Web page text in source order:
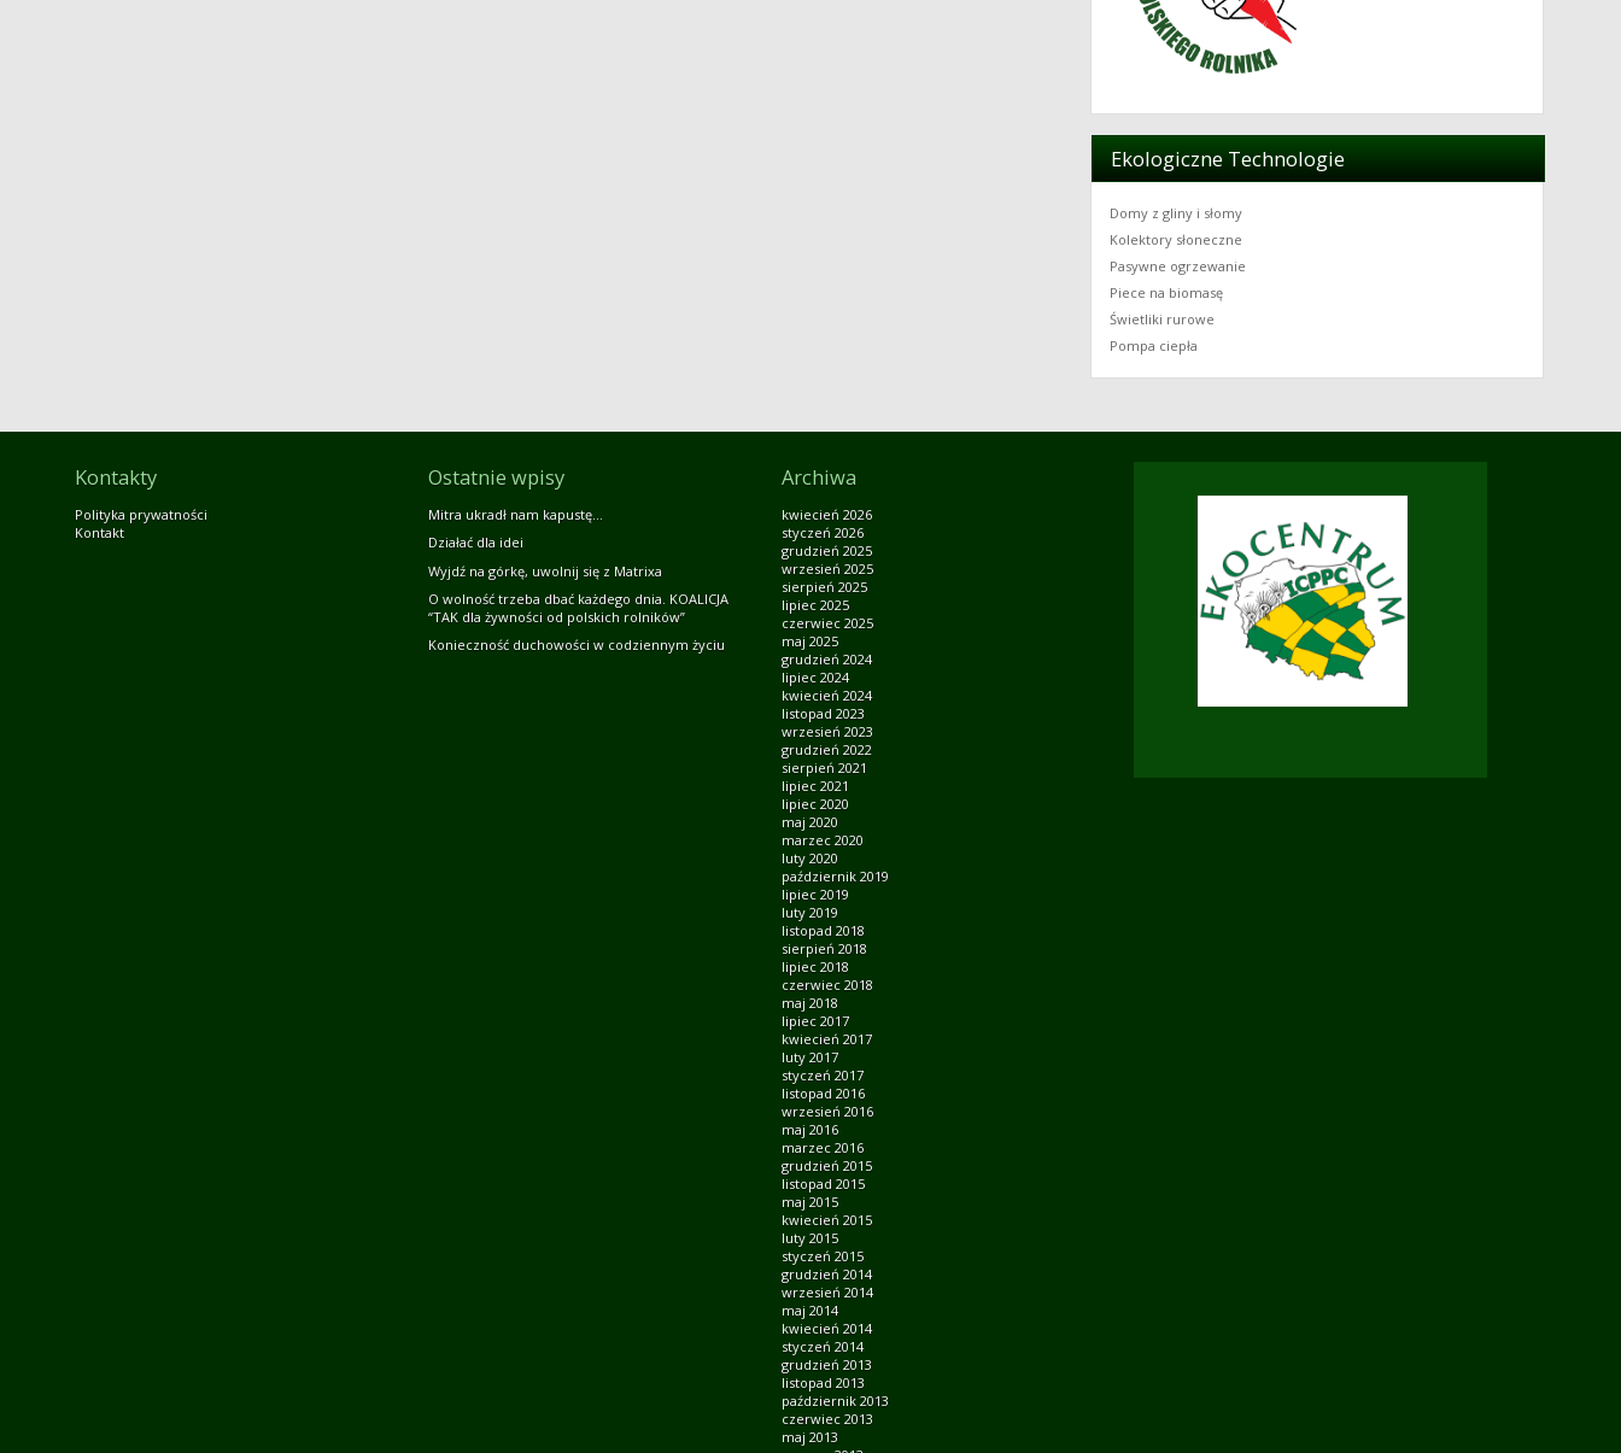
Ekologiczne Technologie
Domy z gliny i słomy
Kolektory słoneczne
Pasywne ogrzewanie
Piece na biomasę
Świetliki rurowe
Pompa ciepła
Kontakty
Polityka prywatności
Kontakt
Ostatnie wpisy
Mitra ukradł nam kapustę…
Działać dla idei
Wyjdź na górkę, uwolnij się z Matrixa
O wolność trzeba dbać każdego dnia. KOALICJA
“TAK dla żywności od polskich rolników”
Konieczność duchowości w codziennym życiu
Archiwa
kwiecień 2026
styczeń 2026
grudzień 2025
wrzesień 2025
sierpień 2025
lipiec 2025
czerwiec 2025
maj 2025
grudzień 2024
lipiec 2024
kwiecień 2024
listopad 2023
wrzesień 2023
grudzień 2022
sierpień 2021
lipiec 2021
lipiec 2020
maj 2020
marzec 2020
luty 2020
październik 2019
lipiec 2019
luty 2019
listopad 2018
sierpień 2018
lipiec 2018
czerwiec 2018
maj 2018
lipiec 2017
kwiecień 2017
luty 2017
styczeń 2017
listopad 2016
wrzesień 2016
maj 2016
marzec 2016
grudzień 2015
listopad 2015
maj 2015
kwiecień 2015
luty 2015
styczeń 2015
grudzień 2014
wrzesień 2014
maj 2014
kwiecień 2014
styczeń 2014
grudzień 2013
listopad 2013
październik 2013
czerwiec 2013
maj 2013